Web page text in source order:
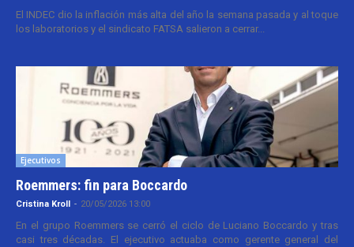
El INDEC dio la inflación más alta del año la semana pasada y al toque
los laboratorios y el sindicato FATSA salieron a cerrar...
Ejecutivos
Roemmers: fin para Boccardo
Cristina Kroll - 20/05/2026 13:00
En el grupo Roemmers se cerró el ciclo de Luciano Boccardo y tras
casi tres décadas. El ejecutivo actuaba como gerente general del